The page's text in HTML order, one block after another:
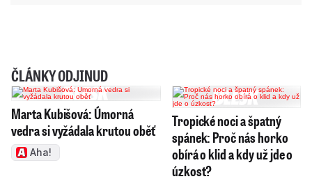
ČLÁNKY ODJINUD
Marta Kubišová: Úmorná
vedra si vyžádala krutou oběť
Aha!
Tropické noci a špatný
spánek: Proč nás horko
obírá o klid a kdy už jde o
úzkost?